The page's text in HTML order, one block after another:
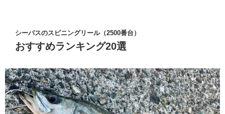
シーバスのスピニングリール（2500番台）
おすすめランキング20選